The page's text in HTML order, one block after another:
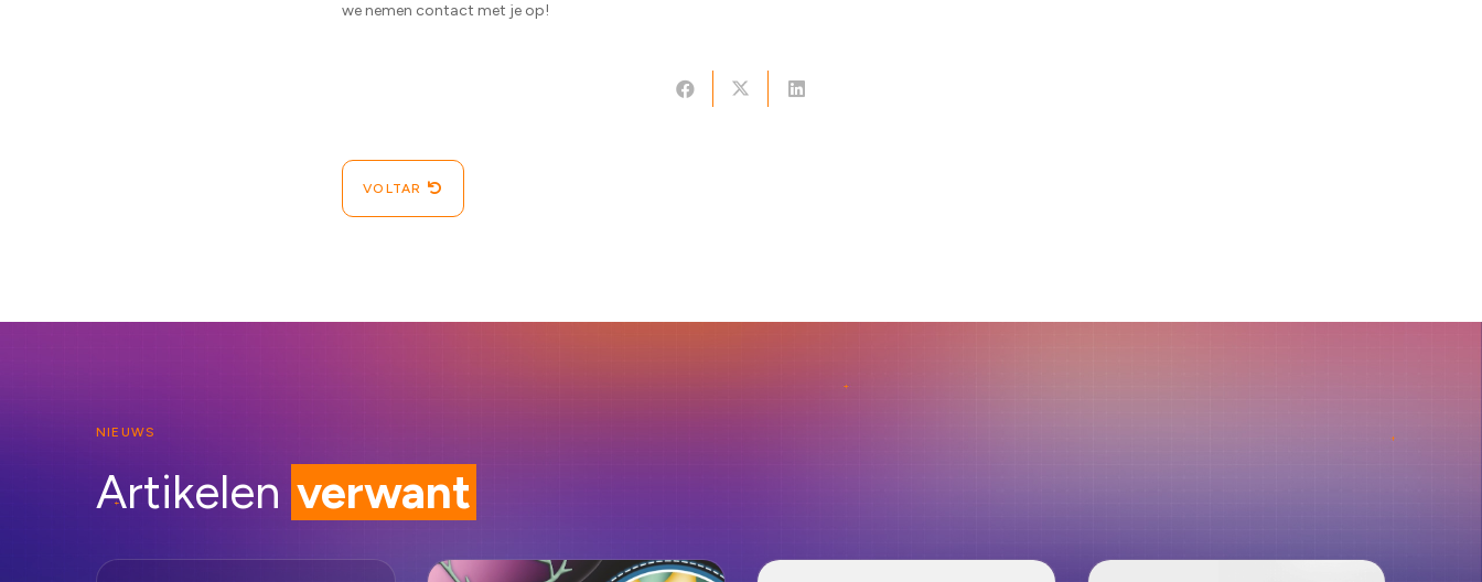
we nemen contact met je op!
VOLTAR
NIEUWS
Artikelen verwant